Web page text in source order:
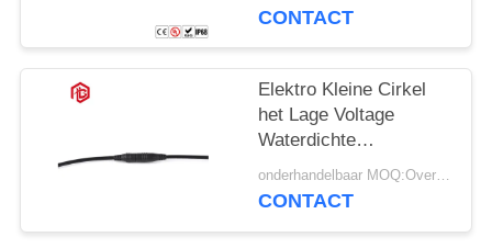
CONTACT
Elektro Kleine Cirkel
het Lage Voltage
Waterdichte
Schakelaar van M6
onderhandelbaar MOQ:Overeen te komen
CONTACT